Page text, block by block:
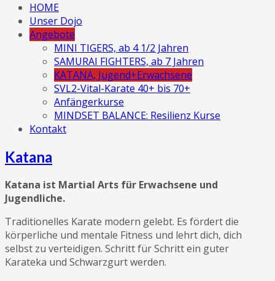
HOME
Unser Dojo
Angebote
MINI TIGERS, ab 4 1/2 Jahren
SAMURAI FIGHTERS, ab 7 Jahren
KATANA, Jugend+Erwachsene
SVL2-Vital-Karate 40+ bis 70+
Anfängerkurse
MINDSET BALANCE: Resilienz Kurse
Kontakt
Katana
Katana ist Martial Arts für Erwachsene und
Jugendliche.
Traditionelles Karate modern gelebt. Es fördert die
körperliche und mentale Fitness und lehrt dich, dich
selbst zu verteidigen. Schritt für Schritt ein guter
Karateka und Schwarzgurt werden.